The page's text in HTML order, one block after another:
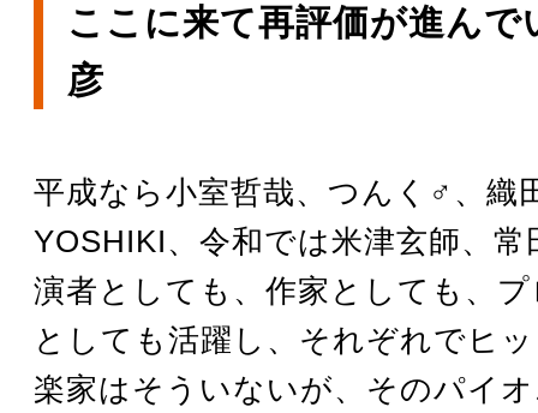
ここに来て再評価が進んで
彦
平成なら小室哲哉、つんく♂、織
YOSHIKI、令和では米津玄師、
演者としても、作家としても、
としても活躍し、それぞれでヒ
楽家はそういないが、そのパイ